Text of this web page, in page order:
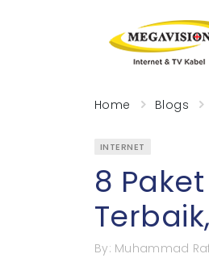
Home Blogs
INTERNET
8
By: Muhammad